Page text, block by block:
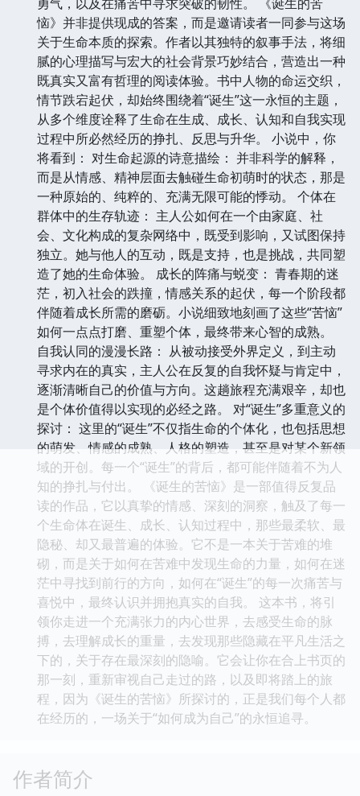
恼》并非提供现成的答案，而是邀请读者一同参与这场
关于生命本质的探索。作者以其独特的叙事手法，将细
腻的心理描写与宏大的社会背景巧妙结合，营造出一种
既真实又富有哲理的阅读体验。书中人物的命运交织，
情节跌宕起伏，却始终围绕着“诞生”这一永恒的主题，
从多个维度诠释了生命在生成、成长、认知和自我实现
过程中所必然经历的挣扎、反思与升华。 小说中，你
将看到： 对生命起源的诗意描绘： 并非科学的解释，
而是从情感、精神层面去触碰生命初萌时的状态，那是
一种原始的、纯粹的、充满无限可能的悸动。 个体在
群体中的生存轨迹： 主人公如何在一个由家庭、社
会、文化构成的复杂网络中，既受到影响，又试图保持
独立。她与他人的互动，既是支持，也是挑战，共同塑
造了她的生命体验。 成长的阵痛与蜕变： 青春期的迷
茫，初入社会的跌撞，情感关系的起伏，每一个阶段都
伴随着成长所需的磨砺。小说细致地刻画了这些“苦恼”
如何一点点打磨、重塑个体，最终带来心智的成熟。
自我认同的漫漫长路： 从被动接受外界定义，到主动
寻求内在的真实，主人公在反复的自我怀疑与肯定中，
逐渐清晰自己的价值与方向。这趟旅程充满艰辛，却也
是个体价值得以实现的必经之路。 对“诞生”多重意义的
探讨： 这里的“诞生”不仅指生命的个体化，也包括思想
的萌发、情感的成熟、人格的塑造，甚至是对某个新领
域的开创。每一个“诞生”的背后，都可能伴随着不为人
知的挣扎与付出。 《诞生的苦恼》是一部值得反复品
读的作品，它以真挚的情感、深刻的洞察，触及了每一
个生命体在诞生、成长、认知过程中，那些最柔软、最
隐秘、却又最普遍的体验。它不是一本关于苦难的堆
砌，而是关于如何在苦难中发现生命的力量，如何在迷
茫中寻找到前行的方向，如何在“诞生”的每一次痛苦与
喜悦中，最终认识并拥抱真实的自我。 这本书，将引
领你走进一个充满张力的内心世界，去感受生命的脉
搏，去理解成长的重量，去发现那些隐藏在平凡生活之
下的，关于存在最深刻的隐喻。它会让你在合上书页的
那一刻，重新审视自己走过的路，以及即将踏上的旅
程，因为《诞生的苦恼》所探讨的，正是我们每个人都
在经历的，一场关于“如何成为自己”的永恒追寻。
作者简介